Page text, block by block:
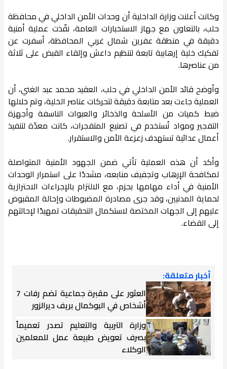
وكانت أعلنت وزارة الداخلية أن وحدات الأمن الداخلي في محافظة
حلب، بالتعاون مع جهاز الاستخبارات العامة، نفّذت عملية أمنية
دقيقة في منطقة عفرين شمال غربي المحافظة، أسفرت عن
تفكيك خلية إرهابية تابعة لتنظيم داعش وإلقاء القبض على ثلاثة
من عناصرها.
وأوضح قائد الأمن الداخلي في حلب، العقيد محمد عبد الغني، أن
العملية جاءت بعد متابعة دقيقة لتحركات عناصر الخلية، وتم خلالها
ضبط كميات من الأسلحة والذخائر والعبوات الناسفة وأجهزة
التفجير ومواد تُستخدم في تصنيع المتفجرات، كانت معدّة لتنفيذ
أعمال عدائية تستهدف زعزعة الأمن والاستقرار.
وأكد أن هذه العملية تأتي ضمن الجهود الأمنية المتواصلة
لمكافحة الإرهاب وتجفيف منابعه، مشددًا على استمرار الوحدات
الأمنية في أداء مهامها بحزم، مع الالتزام بالإجراءات الاحترازية
لحماية المدنيين، وقد جرى مصادرة المضبوطات وإحالة المقبوض
عليهم إلى الجهات المختصة لاستكمال التحقيقات تمهيدًا لإحالتهم
إلى القضاء.
أخبار متعلقة:
العثور على مقبرة جماعية تضم رفات 7
أشخاص في البوكمال بريف ديرالزور
وزارة التربية والتعليم تصدر تعميماً
بصرف تعويض طبيعة عمل للمعلمين
الوكلاء